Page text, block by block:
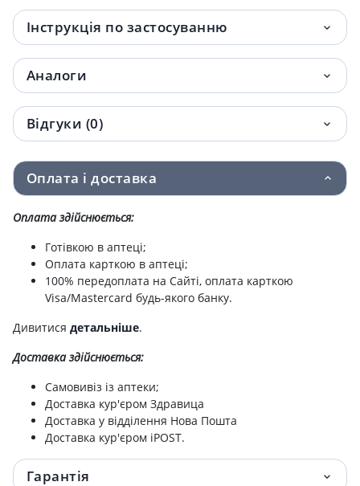
Інструкція по застосуванню
Аналоги
Відгуки (0)
Оплата і доставка
Оплата здійснюється:
Готівкою в аптеці;
Оплата карткою в аптеці;
100% передоплата на Сайті, оплата карткою
Visa/Mastercard будь-якого банку.
Дивитися детальніше.
Доставка здійснюється:
Самовивіз із аптеки;
Доставка кур'єром Здравица
Доставка у відділення Нова Пошта
Доставка кур'єром iPOST.
Гарантія